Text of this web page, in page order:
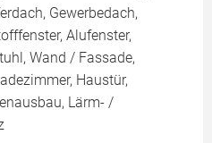
Gewerbedach,
Alufenster,
Wand / Fassade,
Haustür,
Lärm- /